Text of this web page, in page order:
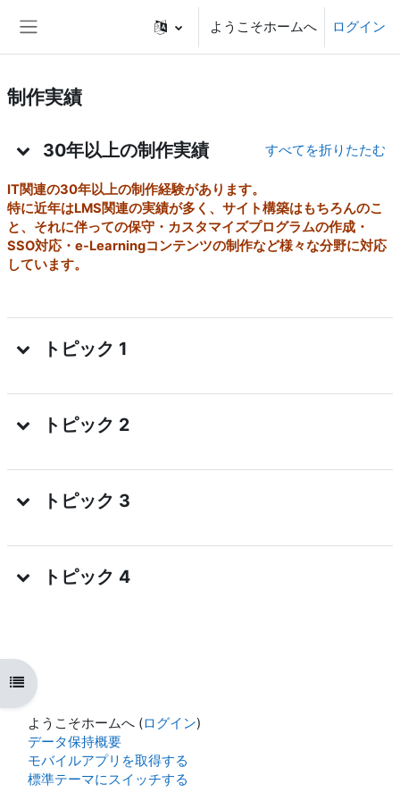
メインコンテンツへスキップする
ようこそホームへ ログイン
コースインデックスを開く
制作実績
30年以上の制作実績 すべてを折りたたむ
IT関連の30年以上の制作経験があります。
特に近年はLMS関連の実績が多く、サイト構築はもちろんのこ
と、それに伴っての保守・カスタマイズプログラムの作成・
SSO対応・e-Learningコンテンツの制作など様々な分野に対応
しています。
トピック 1
トピック 2
トピック 3
トピック 4
ようこそホームへ (ログイン)
データ保持概要
モバイルアプリを取得する
標準テーマにスイッチする